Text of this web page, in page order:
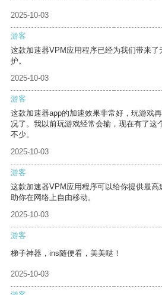
2025-10-03
游客
这款加速器VPM应用程序已经为我们带来
护。
2025-10-03
游客
这款加速器app的加速效果非常好，玩游戏
况了。我以前玩游戏经常会输，现在有了这
不少。
2025-10-03
游客
这款加速器VPM应用程序可以给你提供最
助你在网络上自由移动。
2025-10-03
游客
梯子神器，ins随便看，美美哒！
2025-10-03